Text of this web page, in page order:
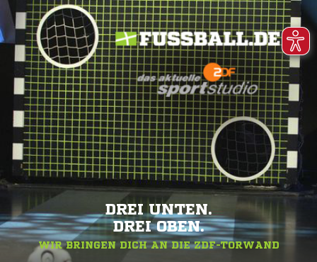
DREI UNTEN.
DREI OBEN.
WIR BRINGEN DICH AN DIE ZDF-TORWAND